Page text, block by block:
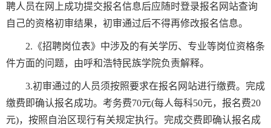
聘人员在网上成功提交报名信息后应随时登录报名网站查询
自己的资格初审结果，初审通过后不得再修改报名信息。
2.《招聘岗位表》中涉及的有关学历、专业等岗位资格条
件方面的问题，由呼和浩特民族学院负责解释。
3.初审通过的人员须按照要求在报名网站进行缴费。完成
缴费即确认报名成功。考务费70元(每人每科50元，报名费20
元)，按照自治区现行有关规定执行。完成交费即确认报名成